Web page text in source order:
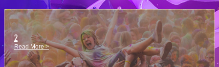
2
Read More >